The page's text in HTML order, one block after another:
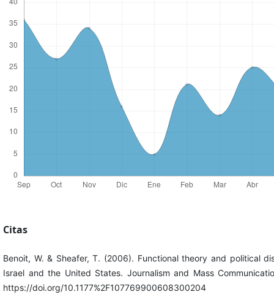
Citas
Benoit, W. & Sheafer, T. (2006). Functional theory and political
Israel and the United States. Journalism and Mass
https://doi.org/10.1177%2F107769900608300204